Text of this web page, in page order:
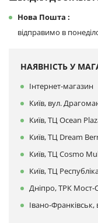
Нова Пошта :
відправимо в
НАЯВНІСТЬ У
Інтернет-магазин
Київ, вул.
Київ, ТЦ Ocean
Київ, ТЦ Dream
Київ, ТЦ Cosmo
Київ, ТЦ
Дніпро, ТРК Мост-
Івано-